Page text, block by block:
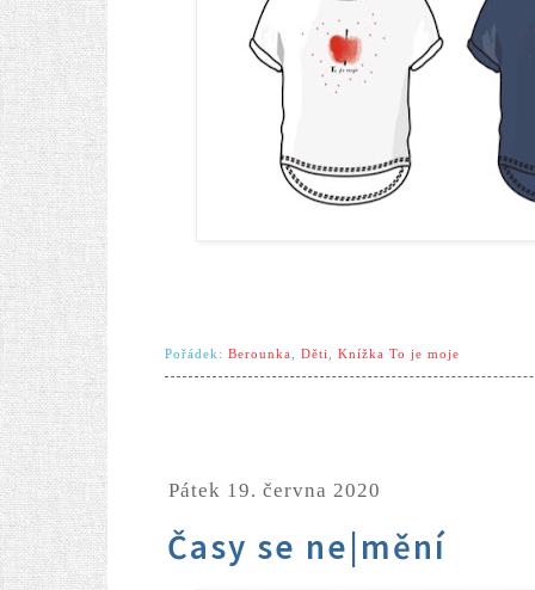
Pořádek: Berounka, Děti, Knížka To je moje
pátek 19. června 2020
Časy se ne|mění